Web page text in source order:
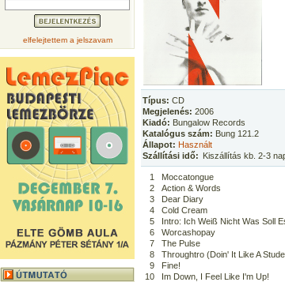
elfelejtettem a jelszavam
Típus: CD
Megjelenés: 2006
Kiadó: Bungalow Records
Katalógus szám: Bung 121.2
Állapot: Használt
Szállítási idő: Kiszállítás kb. 2-3
1
Moccatongue
2
Action & Words
3
Dear Diary
4
Cold Cream
5
Intro: Ich Weiß Nicht Was Soll
6
Worcashopay
7
The Pulse
8
Throughtro (Doin' It Like A
9
Fine!
10
Im Down, I Feel Like I'm Up!